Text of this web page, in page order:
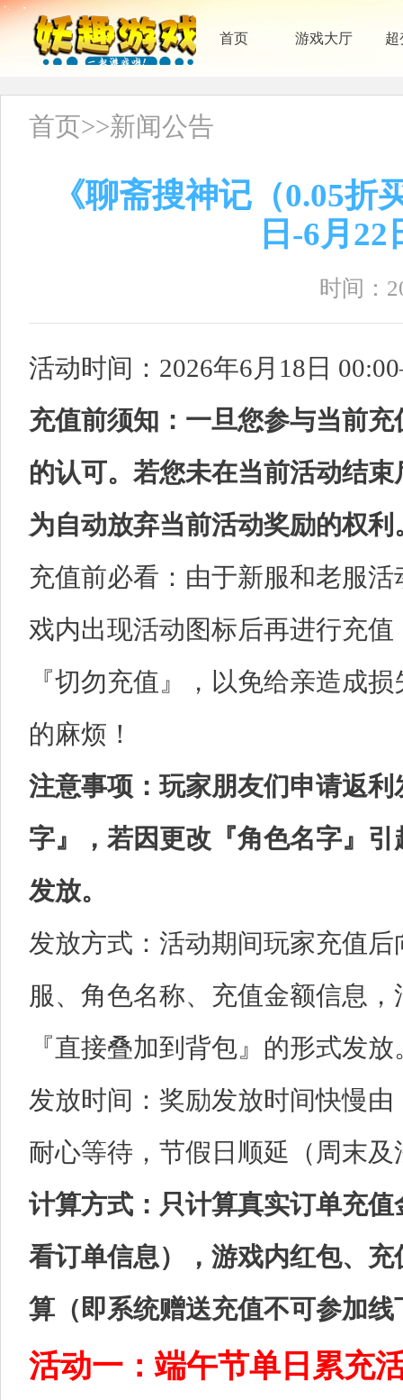
首页 游戏大厅 超
首页>>新闻公告
《聊斋搜神记（0.05折
日-6月
时间：
活动时间：2026年6月18日
充值前须知：一旦您参与当前
的认可。若您未在当前活动结
为自动放弃当前活动奖励的权利
充值前必看：由于新服和老服
戏内出现活动图标后再进行充
『切勿充值』，以免给亲造成
的麻烦！
注意事项：玩家朋友们申请返
字』，若因更改『角色名字』
发放。
发放方式：活动期间玩家充值
服、角色名称、充值金额信息
『直接叠加到背包』的形式发放
发放时间：奖励发放时间快慢
耐心等待，节假日顺延（周末
计算方式：只计算真实订单充
看订单信息），游戏内红包、
算（即系统赠送充值不可参加线
活动一：端午节单日累充